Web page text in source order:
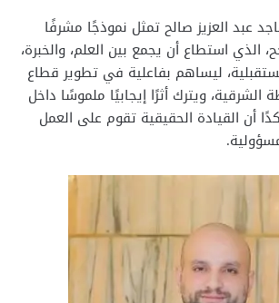
عبد العزيز صالح تمثل نموذجًا مشرفًا
الذي استطاع أن يجمع بين العلم، والخبرة،
ليساهم بفاعلية في تطوير قطاع
ويترك أثرًا إيجابيًا ملموسًا داخل
أن القيادة الحقيقية تقوم على العمل